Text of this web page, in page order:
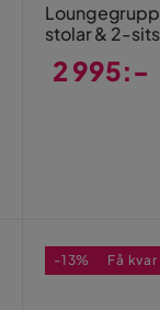
stolar & 2-
2 995:-
-13% Få kvar